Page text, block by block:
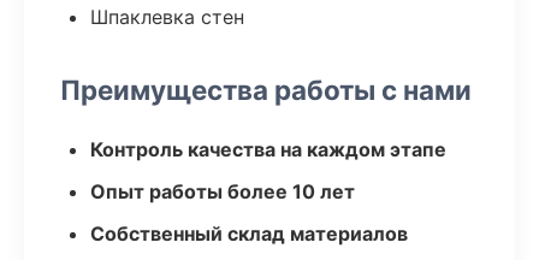
Шпаклевка стен
Преимущества работы с нами
Контроль качества на каждом этапе
Опыт работы более 10 лет
Собственный склад материалов